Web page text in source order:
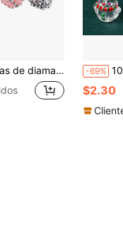
de resina y cristal, cuentas redondas tipo bola de discoteca, cuentas sueltas para la fabricación de joyas, pulseras, collares y guirnaldas de bolígrafos. -69% 10 PIEZAS
$2.30